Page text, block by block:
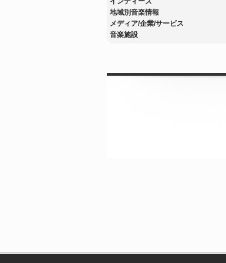
地域別音楽情報
メディア/企業/サービス
音楽施設